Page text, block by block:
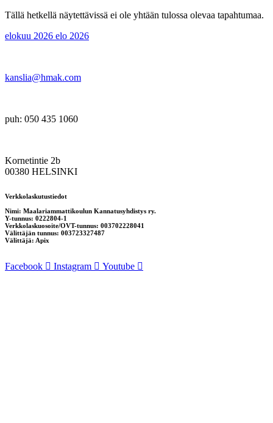
Tällä hetkellä näytettävissä ei ole yhtään tulossa olevaa tapahtumaa.
elokuu 2026 elo 2026
kanslia@hmak.com
puh: 050 435 1060
Kornetintie 2b
00380 HELSINKI
Verkkolaskutustiedot
Nimi: Maalariammattikoulun Kannatusyhdistys ry.
Y-tunnus: 0222804-1
Verkkolaskuosoite/OVT-tunnus: 003702228041
Välittäjän tunnus: 003723327487
Välittäjä: Apix
Facebook Instagram Youtube